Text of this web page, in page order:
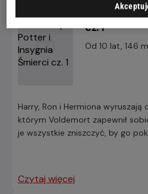
Harry
cz. 1
Od 10 lat, 146
Harry, Ron i Hermiona wyruszają
którym Voldemort zapewnił
je wszystkie zniszczyć, by go
Czytaj więcej